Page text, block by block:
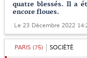
quatre blessés. Il a
encore floues.
Le 23 Décembre 2022
PARIS (75) SOCIÉTÉ